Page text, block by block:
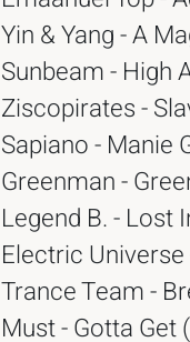
Yin & Yang - A
Sunbeam - High
Ziscopirates -
Sapiano - Manie
Greenman -
Legend B. - Lost
Electric
Trance Team -
Must - Gotta Get